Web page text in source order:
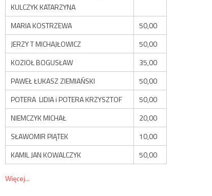
KULCZYK KATARZYNA
MARIA KOSTRZEWA
50,00
JERZY T MICHAJŁOWICZ
50,00
KOZIOŁ BOGUSŁAW
35,00
PAWEŁ ŁUKASZ ZIEMIAŃSKI
50,00
POTERA LIDIA i POTERA KRZYSZTOF
50,00
NIEMCZYK MICHAŁ
20,00
SŁAWOMIR PIĄTEK
10,00
KAMIL JAN KOWALCZYK
50,00
Więcej...